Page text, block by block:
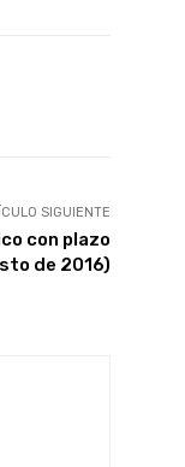
SIGUIENTE
con plazo
de 2016)